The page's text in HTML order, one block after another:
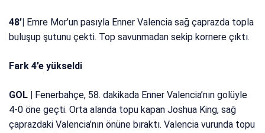
48’| Emre Mor’un pasıyla Enner Valencia sağ çaprazda topla
buluşup şutunu çekti. Top savunmadan sekip kornere çıktı.
Fark 4’e yükseldi
GOL | Fenerbahçe, 58. dakikada Enner Valencia’nın golüyle
4-0 öne geçti. Orta alanda topu kapan Joshua King, sağ
çaprazdaki Valencia’nın önüne bıraktı. Valencia vurunda topu